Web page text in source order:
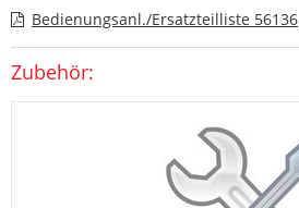
Bedienungsanl./Ersatzteilliste 56136
Zubehör: